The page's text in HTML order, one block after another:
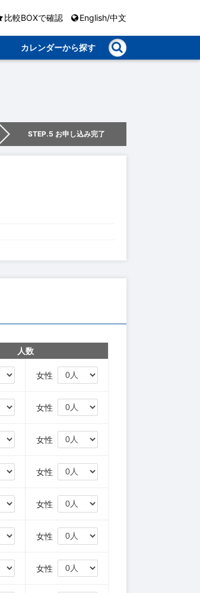
比較BOXで確認 English/中文
カレンダーから探す
STEP.5 お申し込み完了
人数
女性
女性
女性
女性
女性
女性
女性